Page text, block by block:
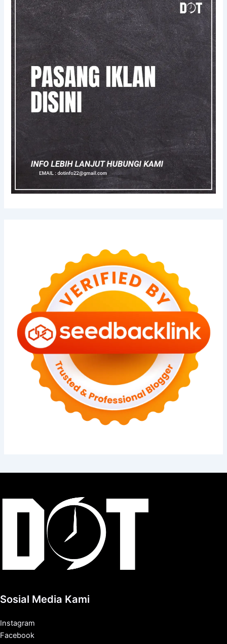
Sosial Media Kami
Instagram
Facebook